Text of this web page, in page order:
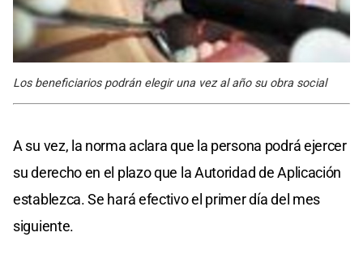
Los beneficiarios podrán elegir una vez al año su obra social
A su vez, la norma aclara que la persona podrá ejercer
su derecho en el plazo que la Autoridad de Aplicación
establezca. Se hará efectivo el primer día del mes
siguiente.